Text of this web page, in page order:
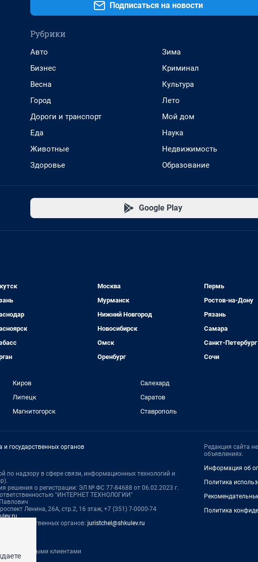
Подписаться на новости
Рубрики
Авто
Бизнес
Весна
Город
Дороги и транспорт
Еда
Животные
Здоровье
Зима
Криминал
Культура
Лето
Мой дом
Наука
Недвижимость
Образование
Google Play
Москва
Мурманск
Нижний Новгород
Новосибирск
Омск
Оренбург
Пермь
Ростов-на-Дону
Рязань
Самара
Санкт-Петербург
Сочи
Киров
Липецк
Магнитогорск
Салехард
Саратов
Ставрополь
государственных органов
по надзору в сфере связи, информационных технологий и
решения о регистрации: ЭЛ № ФС 77-84688 от 06.02.2023 г.
ответственностью "ИНТЕРНЕТ ТЕХНОЛОГИИ"
Ленина, 26А, стр.2, 16 этаж, +7 (351) 7-0000-74
государственных органов: juristchel@shkulev.ru
федеральными клиентами
640 34 32
Редакция сайта
объявлениях.
Информация об
Политика
Политика